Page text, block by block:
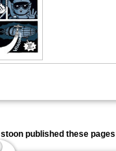
stoon published these